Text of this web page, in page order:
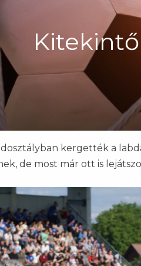
kergették a
de most már ott is